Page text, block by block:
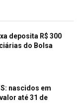
deposita R$ 300
do Bolsa
nascidos em
até 31 de